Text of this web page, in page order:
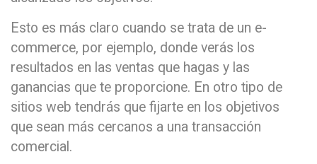
Esto es más claro cuando se trata de un e-
commerce, por ejemplo, donde verás los
resultados en las ventas que hagas y las
ganancias que te proporcione. En otro tipo de
sitios web tendrás que fijarte en los objetivos
que sean más cercanos a una transacción
comercial.